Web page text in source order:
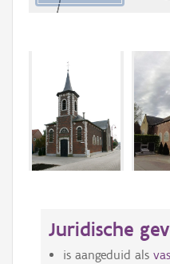
Juridische
is aangeduid als